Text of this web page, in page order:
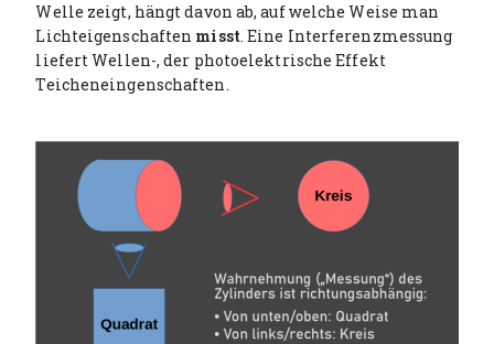
Welle zeigt, hängt davon ab, auf welche Weise man
Lichteigenschaften misst. Eine Interferenzmessung
liefert Wellen-, der photoelektrische Effekt
Teicheneingenschaften.